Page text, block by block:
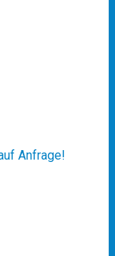
Anfrage!